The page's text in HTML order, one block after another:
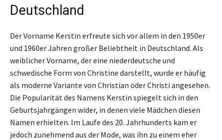
Deutschland
Der Vorname Kerstin erfreute sich vor allem in den 1950er
und 1960er Jahren großer Beliebtheit in Deutschland. Als
weiblicher Vorname, der eine niederdeutsche und
schwedische Form von Christine darstellt, wurde er häufig
als moderne Variante von Christian oder Christi angesehen.
Die Popularität des Namens Kerstin spiegelt sich in den
Geburtsjahrgängen wider, in denen viele Mädchen diesen
Namen erhielten. Im Laufe des 20. Jahrhunderts kam er
jedoch zunehmend aus der Mode, was ihn zu einem eher